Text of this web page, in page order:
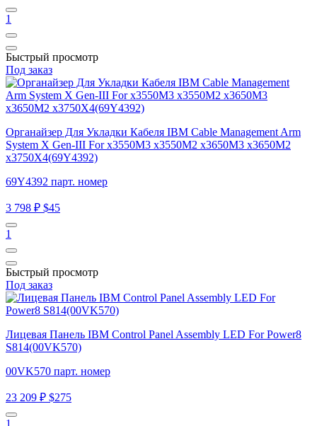
1
Быстрый просмотр
Под заказ
Органайзер Для Укладки Кабеля IBM Cable Management Arm
System X Gen-III For x3550M3 x3550M2 x3650M3 x3650M2
x3750X4(69Y4392)
69Y4392 парт. номер
3 798 ₽ $45
1
Быстрый просмотр
Под заказ
Лицевая Панель IBM Control Panel Assembly LED For Power8
S814(00VK570)
00VK570 парт. номер
23 209 ₽ $275